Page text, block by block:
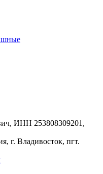
ИНН 253808309201,
г. Владивосток, пгт.